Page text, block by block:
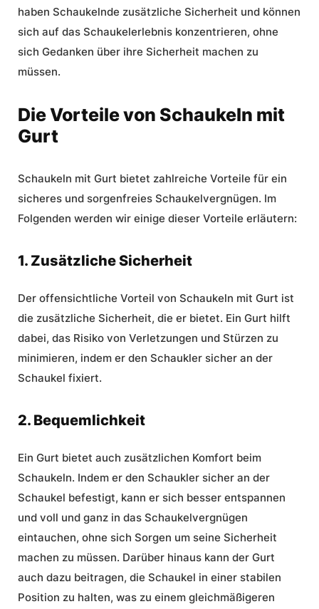
haben Schaukelnde zusätzliche Sicherheit und können
sich auf das Schaukelerlebnis konzentrieren, ohne
sich Gedanken über ihre Sicherheit machen zu
müssen.
Die Vorteile von Schaukeln mit
Gurt
Schaukeln mit Gurt bietet zahlreiche Vorteile für ein
sicheres und sorgenfreies Schaukelvergnügen. Im
Folgenden werden wir einige dieser Vorteile erläutern:
1. Zusätzliche Sicherheit
Der offensichtliche Vorteil von Schaukeln mit Gurt ist
die zusätzliche Sicherheit, die er bietet. Ein Gurt hilft
dabei, das Risiko von Verletzungen und Stürzen zu
minimieren, indem er den Schaukler sicher an der
Schaukel fixiert.
2. Bequemlichkeit
Ein Gurt bietet auch zusätzlichen Komfort beim
Schaukeln. Indem er den Schaukler sicher an der
Schaukel befestigt, kann er sich besser entspannen
und voll und ganz in das Schaukelvergnügen
eintauchen, ohne sich Sorgen um seine Sicherheit
machen zu müssen. Darüber hinaus kann der Gurt
auch dazu beitragen, die Schaukel in einer stabilen
Position zu halten, was zu einem gleichmäßigeren